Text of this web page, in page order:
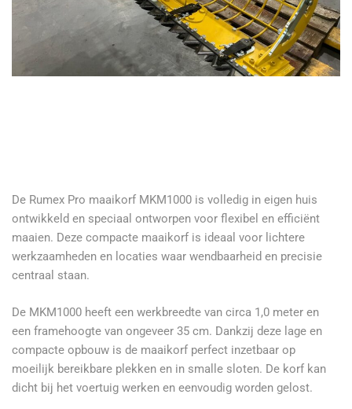
De Rumex Pro maaikorf MKM1000 is volledig in eigen huis
ontwikkeld en speciaal ontworpen voor flexibel en efficiënt
maaien. Deze compacte maaikorf is ideaal voor lichtere
werkzaamheden en locaties waar wendbaarheid en precisie
centraal staan.
De MKM1000 heeft een werkbreedte van circa 1,0 meter en
een framehoogte van ongeveer 35 cm. Dankzij deze lage en
compacte opbouw is de maaikorf perfect inzetbaar op
moeilijk bereikbare plekken en in smalle sloten. De korf kan
dicht bij het voertuig werken en eenvoudig worden gelost.